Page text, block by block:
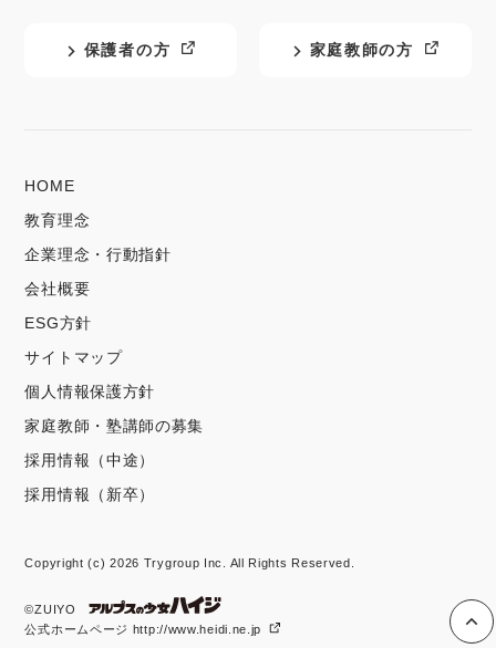
保護者の方 家庭教師の方
HOME
教育理念
企業理念・行動指針
会社概要
ESG方針
サイトマップ
個人情報保護方針
家庭教師・塾講師の募集
採用情報（中途）
採用情報（新卒）
Copyright (c) 2026 Trygroup Inc. All Rights Reserved.
©ZUIYO
公式ホームページ http://www.heidi.ne.jp